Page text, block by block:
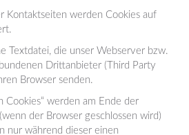
Kontaktseiten werden Cookies auf
Textdatei, die unser Webserver bzw.
Drittanbieter (Third Party
Browser senden.
Cookies“ werden am Ende der
der Browser geschlossen wird)
nur während dieser einen